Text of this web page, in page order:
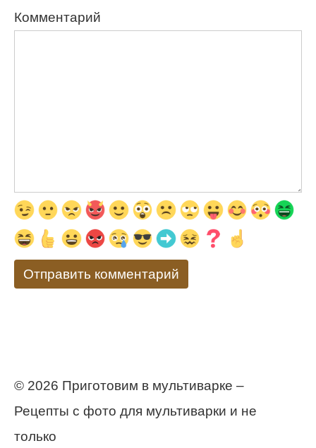
Комментарий
© 2026 Приготовим в мультиварке –
Рецепты с фото для мультиварки и не
только